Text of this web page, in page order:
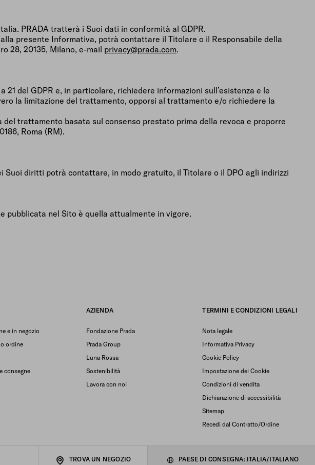
PRADA tratterà i Suoi dati in conformità al GDPR.
presente Informativa, potrà contattare il Titolare o il Responsabile della
28, 20135, Milano, e-mail privacy@prada.com.
del GDPR e, in particolare, richiedere informazioni sull’esistenza e le
la limitazione del trattamento, opporsi al trattamento e/o richiedere la
trattamento basata sul consenso prestato prima della revoca e proporre
Roma (RM).
diritti potrà contattare, in modo gratuito, il Titolare o il DPO agli indirizzi
pubblicata nel Sito è quella attualmente in vigore.
e in negozio
ordine
consegne
AZIENDA
Fondazione Prada
Prada Group
Luna Rossa
Sostenibilità
Lavora con noi
TERMINI E CONDIZIONI LEGALI
Nota legale
Informativa Privacy
Cookie Policy
Impostazione dei Cookie
Condizioni di vendita
Dichiarazione di accessibilità
Sitemap
Recedi dal Contratto/Ordine
TROVA UN NEGOZIO PAESE DI CONSEGNA: ITALIA/ITALIANO